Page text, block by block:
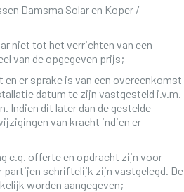
Damsma Solar en Koper /
niet tot het verrichten van een
van de opgegeven prijs;
er sprake is van een overeenkomst
datum te zijn vastgesteld i.v.m.
Indien dit later dan de gestelde
van kracht indien er
c.q. offerte en opdracht zijn voor
partijen schriftelijk zijn vastgelegd. De
worden aangegeven;